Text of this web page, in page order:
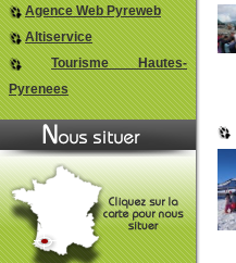
Agence Web Pyreweb
Altiservice
Tourisme Hautes-
Pyrenees